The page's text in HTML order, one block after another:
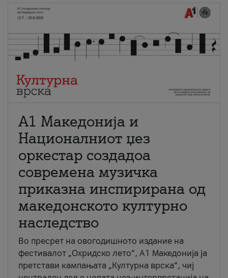
А1 Македонија и
Националниот џез
оркестар создадоа
современа музичка
приказна инспирирана од
македонското културно
наследство
Во пресрет на овогодишното издание на
фестивалот „Охридско лето“, А1 Македонија ја
претстави кампањата „Културна врска“, чиј